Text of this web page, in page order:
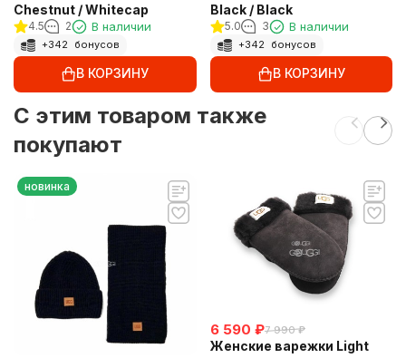
Chestnut / Whitecap
4.5 2 В наличии
+342 бонусов
В КОРЗИНУ
Black / Black
5.0 3 В наличии
+342 бонусов
В КОРЗИНУ
C этим товаром также
покупают
новинка
6 590 ₽7 990 ₽
Женские варежки Light